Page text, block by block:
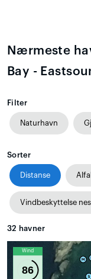
Nærmeste
Bay -
Filter
Naturhavn
Sorter
Distanse
Vindbeskyttelse
32 havner
Wind
86